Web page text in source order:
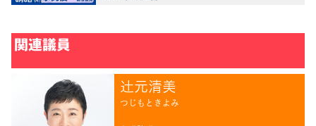
関連議員
辻󠄀元清美
つじもときよみ